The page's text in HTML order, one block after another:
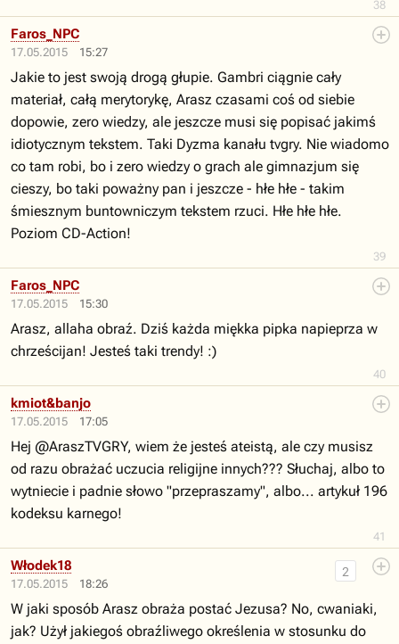
38
17.05.2015 15:27
39
Faros_NPC
Jakie to jest swoją drogą głupie. Gambri ciągnie cały
materiał, całą merytorykę, Arasz czasami coś od siebie
dopowie, zero wiedzy, ale jeszcze musi się popisać jakimś
idiotycznym tekstem. Taki Dyzma kanału tvgry. Nie wiadomo
co tam robi, bo i zero wiedzy o grach ale gimnazjum się
cieszy, bo taki poważny pan i jeszcze - hłe hłe - takim
śmiesznym buntowniczym tekstem rzuci. Hłe hłe hłe.
Poziom CD-Action!
17.05.2015 15:30
40
Faros_NPC
Arasz, allaha obraź. Dziś każda miękka pipka napieprza w
chrześcijan! Jesteś taki trendy! :)
17.05.2015 17:05
41
kmiot&banjo
Hej @AraszTVGRY, wiem że jesteś ateistą, ale czy musisz
od razu obrażać uczucia religijne innych??? Słuchaj, albo to
wytniecie i padnie słowo "przepraszamy", albo... artykuł 196
kodeksu karnego!
17.05.2015 18:26
2
Włodek18
W jaki sposób Arasz obraża postać Jezusa? No, cwaniaki,
jak? Użył jakiegoś obraźliwego określenia w stosunku do